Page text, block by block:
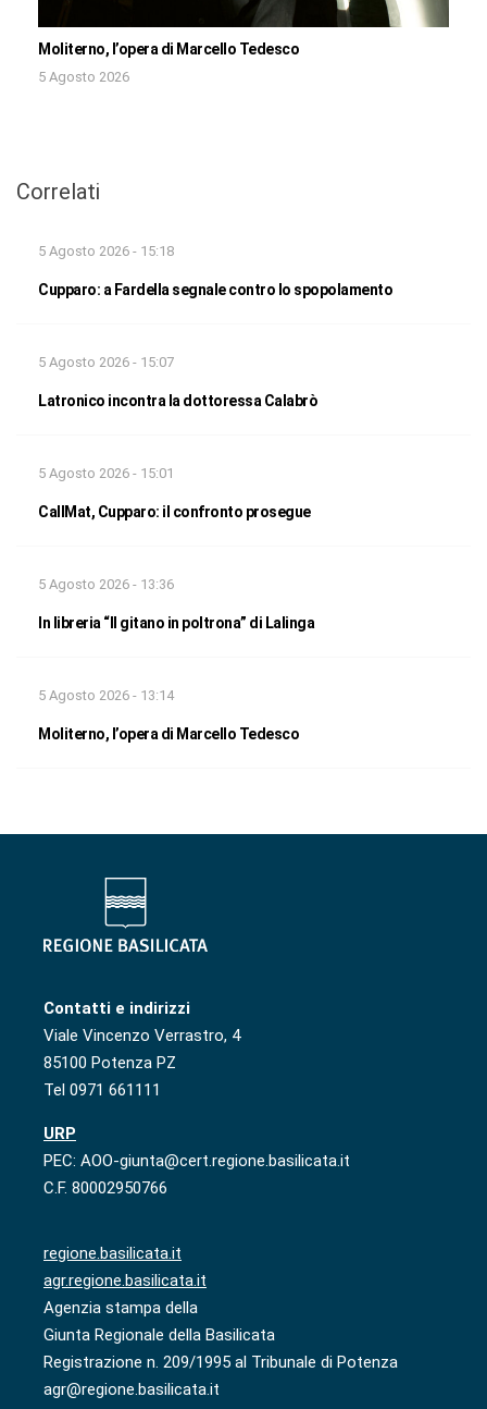
Moliterno, l’opera di Marcello Tedesco
5 Agosto 2026
Correlati
5 Agosto 2026 - 15:18
Cupparo: a Fardella segnale contro lo spopolamento
5 Agosto 2026 - 15:07
Latronico incontra la dottoressa Calabrò
5 Agosto 2026 - 15:01
CallMat, Cupparo: il confronto prosegue
5 Agosto 2026 - 13:36
In libreria “Il gitano in poltrona” di Lalinga
5 Agosto 2026 - 13:14
Moliterno, l’opera di Marcello Tedesco
Contatti e indirizzi
Viale Vincenzo Verrastro, 4
85100 Potenza PZ
Tel 0971 661111
URP
PEC: AOO-giunta@cert.regione.basilicata.it
C.F. 80002950766
regione.basilicata.it
agr.regione.basilicata.it
Agenzia stampa della
Giunta Regionale della Basilicata
Registrazione n. 209/1995 al Tribunale di Potenza
agr@regione.basilicata.it